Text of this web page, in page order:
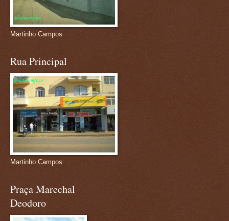
Martinho Campos
Rua Principal
Martinho Campos
Praça Marechal
Deodoro